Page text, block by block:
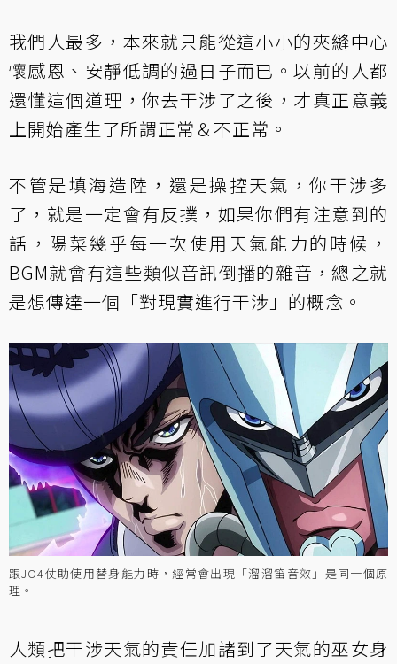
我們人最多，本來就只能從這小小的夾縫中心
懷感恩、安靜低調的過日子而已。以前的人都
還懂這個道理，你去干涉了之後，才真正意義
上開始產生了所謂正常＆不正常。
不管是填海造陸，還是操控天氣，你干涉多
了，就是一定會有反撲，如果你們有注意到的
話，陽菜幾乎每一次使用天氣能力的時候，
BGM就會有這些類似音訊倒播的雜音，總之就
是想傳達一個「對現實進行干涉」的概念。
跟JO4仗助使用替身能力時，經常會出現「溜溜笛音效」是同一個原
理。
人類把干涉天氣的責任加諸到了天氣的巫女身